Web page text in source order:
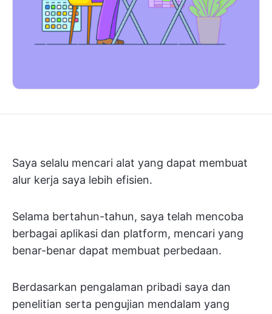
Saya selalu mencari alat yang dapat membuat
alur kerja saya lebih efisien.
Selama bertahun-tahun, saya telah mencoba
berbagai aplikasi dan platform, mencari yang
benar-benar dapat membuat perbedaan.
Berdasarkan pengalaman pribadi saya dan
penelitian serta pengujian mendalam yang